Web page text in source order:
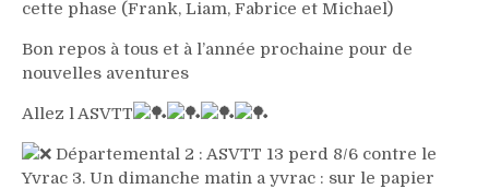
cette phase (Frank, Liam, Fabrice et Michael)
Bon repos à tous et à l’année prochaine pour de
nouvelles aventures
Allez l ASVTT
Départemental 2 : ASVTT 13 perd 8/6 contre le
Yvrac 3. Un dimanche matin a yvrac : sur le papier